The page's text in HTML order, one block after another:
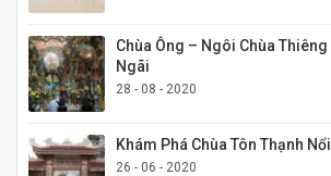
Chùa Ông – Ngôi Chùa
Ngãi
28 - 08 - 2020
Khám Phá Chùa Tôn Thạnh
26 - 06 - 2020